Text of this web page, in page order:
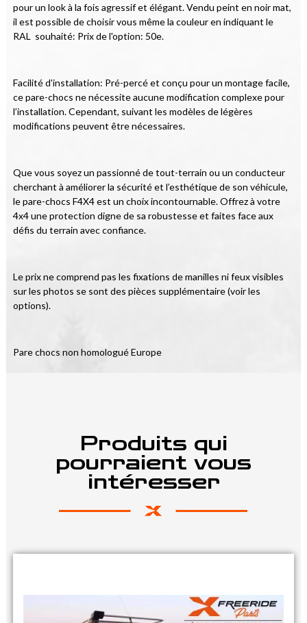
pour un look à la fois agressif et élégant. Vendu peint en noir mat,
il est possible de choisir vous même la couleur en indiquant le
RAL  souhaité: Prix de l'option: 50e.
Facilité d'installation: Pré-percé et conçu pour un montage facile,
ce pare-chocs ne nécessite aucune modification complexe pour
l’installation. Cependant, suivant les modèles de légères
modifications peuvent être nécessaires.
Que vous soyez un passionné de tout-terrain ou un conducteur
cherchant à améliorer la sécurité et l’esthétique de son véhicule,
le pare-chocs F4X4 est un choix incontournable. Offrez à votre
4x4 une protection digne de sa robustesse et faites face aux
défis du terrain avec confiance.
Le prix ne comprend pas les fixations de manilles ni feux visibles
sur les photos se sont des pièces supplémentaire (voir les
options).
Pare chocs non homologué Europe
Produits qui
pourraient vous
intéresser